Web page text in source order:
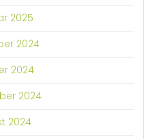
2025
2024
2024
2024
2024